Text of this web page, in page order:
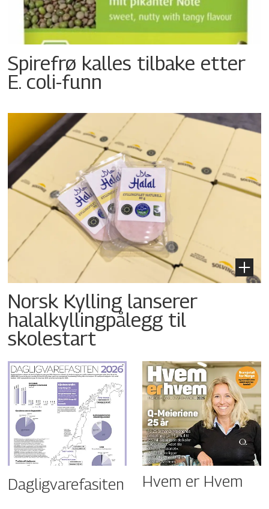
Spirefrø kalles tilbake etter
E. coli-funn
Norsk Kylling lanserer
halalkyllingpålegg til
skolestart
Dagligvarefasiten Hvem er Hvem